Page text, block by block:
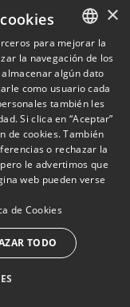
en
Cuban
de
SPANISH
ENGLISH
PORTUGUESE
×
para mejorar la
la navegación de los
algún dato
como usuario cada
también les
Si clica en “Aceptar”
de cookies. También
o rechazar la
le advertimos que
web pueden verse
de Cookies
TODO